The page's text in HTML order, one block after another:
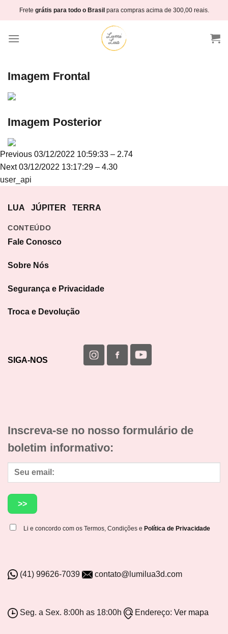
to
Frete grátis para todo o Brasilpara compras acima de 300,00 reais.
Imagem Frontal
Imagem Posterior
Navegação
de
Post
Previous Previous
post:
03/12/2022 10:59:33 – 2.74
Next Next
post:
03/12/2022 13:17:29 – 4.30
user_api
LUA JÚPITER TERRA
CONTEÚDO
Fale Conosco
Sobre Nós
Segurança e Privacidade
Troca e Devolução
SIGA-NOS
Inscreva-se no nosso formulário de
boletim informativo:
Li e concordo com os Termos, Condições e Política de Privacidade
(41) 99626-7039 contato@lumilua3d.com
Seg. a Sex. 8:00h as 18:00h Endereço: Ver mapa